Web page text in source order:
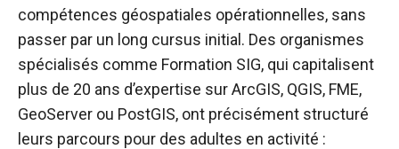
compétences géospatiales opérationnelles, sans
passer par un long cursus initial. Des organismes
spécialisés comme Formation SIG, qui capitalisent
plus de 20 ans d’expertise sur ArcGIS, QGIS, FME,
GeoServer ou PostGIS, ont précisément structuré
leurs parcours pour des adultes en activité :